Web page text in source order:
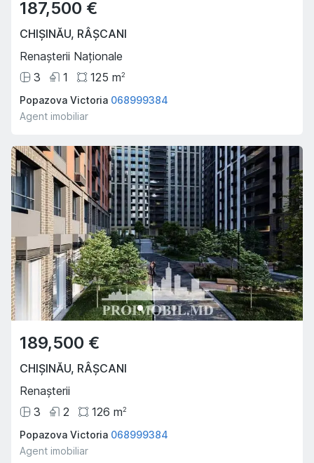
187,500 €
CHIȘINĂU, RÂȘCANI
Renașterii Naționale
3
1 125 m2
Popazova Victoria 068999384
Agent imobiliar
189,500 €
CHIȘINĂU, RÂȘCANI
Renașterii
3
2 126 m2
Popazova Victoria 068999384
Agent imobiliar